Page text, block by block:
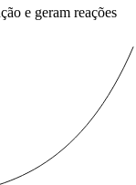
e geram reações